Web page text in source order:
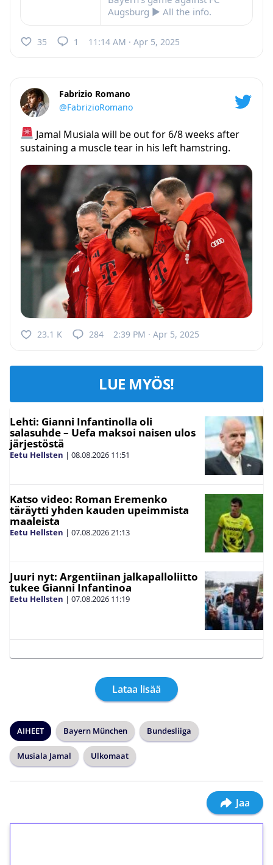
Augsburg ► All the info.
35 1 11:14 AM · Apr 5, 2025
Fabrizio Romano
@FabrizioRomano
Jamal Musiala will be out for 6/8 weeks after
sustaining a muscle tear in his left hamstring.
23.1 K 284 2:39 PM · Apr 5, 2025
LUE MYÖS!
Lehti: Gianni Infantinolla oli
salasuhde – Uefa maksoi naisen ulos
järjestöstä
Eetu Hellsten | 08.08.2026 11:51
Katso video: Roman Eremenko
täräytti yhden kauden upeimmista
maaleista
Eetu Hellsten | 07.08.2026 21:13
Juuri nyt: Argentiinan jalkapalloliitto
tukee Gianni Infantinoa
Eetu Hellsten | 07.08.2026 11:19
Lataa lisää
AIHEET Bayern München Bundesliiga
Musiala Jamal Ulkomaat
Jaa